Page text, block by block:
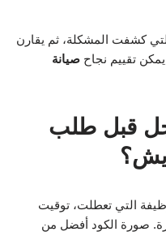
كشفت المشكلة، ثم يقارن
تقييم نجاح صيانة
قبل طلب
التي تعطلت، توقيت
صورة الكود أفضل من